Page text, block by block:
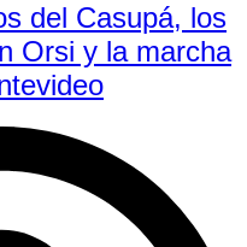
del Casupá, los
Orsi y la marcha